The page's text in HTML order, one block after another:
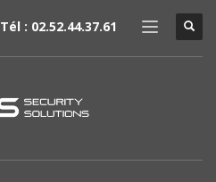
Tél : 02.52.44.37.61